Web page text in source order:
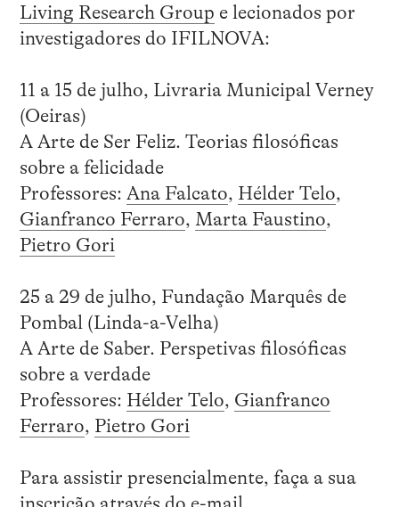
Living Research Group e lecionados por
investigadores do IFILNOVA:
11 a 15 de julho, Livraria Municipal Verney
(Oeiras)
A Arte de Ser Feliz. Teorias filosóficas
sobre a felicidade
Professores: Ana Falcato, Hélder Telo,
Gianfranco Ferraro, Marta Faustino,
Pietro Gori
25 a 29 de julho, Fundação Marquês de
Pombal (Linda-a-Velha)
A Arte de Saber. Perspetivas filosóficas
sobre a verdade
Professores: Hélder Telo, Gianfranco
Ferraro, Pietro Gori
Para assistir presencialmente, faça a sua